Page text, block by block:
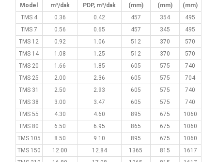
Model
m³/dak
PDP, m³/dak
(mm)
(mm)
(mm)
TMS 4
0.36 0.42 457 354
495
TMS 7
0.56 0.65 457 345
495
TMS 12
0.92 1.06 512 370
570
TMS 14
1.08 1.25 512 370
570
TMS 20
1.66 1.85 605 575
740
TMS 25
2.00 2.36 605 575
704
TMS 31
2.50 2.93 605 575
740
TMS 38
3.00 3.47 605 575
740
TMS 55
4.30 4.60 895 675
1060
TMS 80
6.50 6.95 865 675
1060
TMS 105
8.50 9.10 895 675
1060
TMS 150
12.00 12.84 1365 815
1617